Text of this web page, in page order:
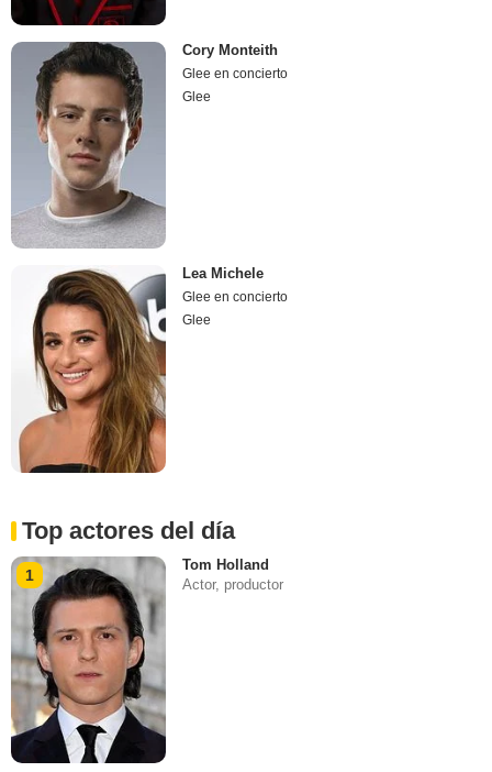
Cory Monteith
Glee en concierto
Glee
Lea Michele
Glee en concierto
Glee
Top actores del día
1
Tom Holland
Actor, productor